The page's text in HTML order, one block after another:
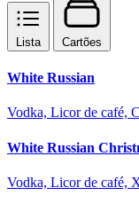
Lista Cartões
White Russian
Vodka, Licor de café,
White Russian
Vodka, Licor de café,